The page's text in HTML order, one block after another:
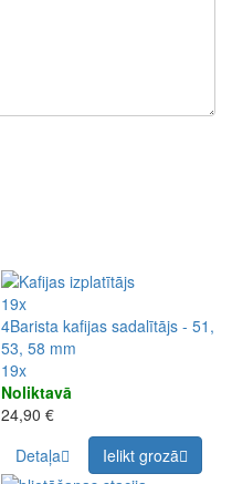
19x
4Barista kafijas sadalītājs - 51,
53, 58 mm
19x
Noliktavā
24,90 €
Detaļa
Ielikt grozā